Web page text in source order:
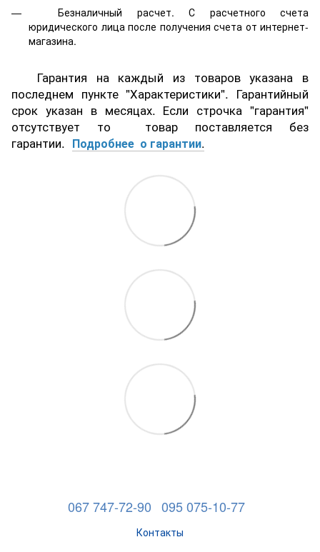
Безналичный расчет. С расчетного счета
юридического лица после получения счета от интернет-
магазина.
Гарантия на каждый из товаров указана в
последнем пункте "Характеристики". Гарантийный
срок указан в месяцах. Если строчка "гарантия"
отсутствует то товар поставляется без
гарантии. Подробнее о гарантии.
067 747-72-90 095 075-10-77
Контакты